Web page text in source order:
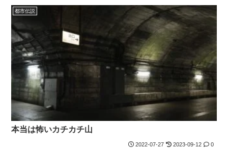
都市伝説
本当は怖いカチカチ山
2022-07-27 2023-09-12 0